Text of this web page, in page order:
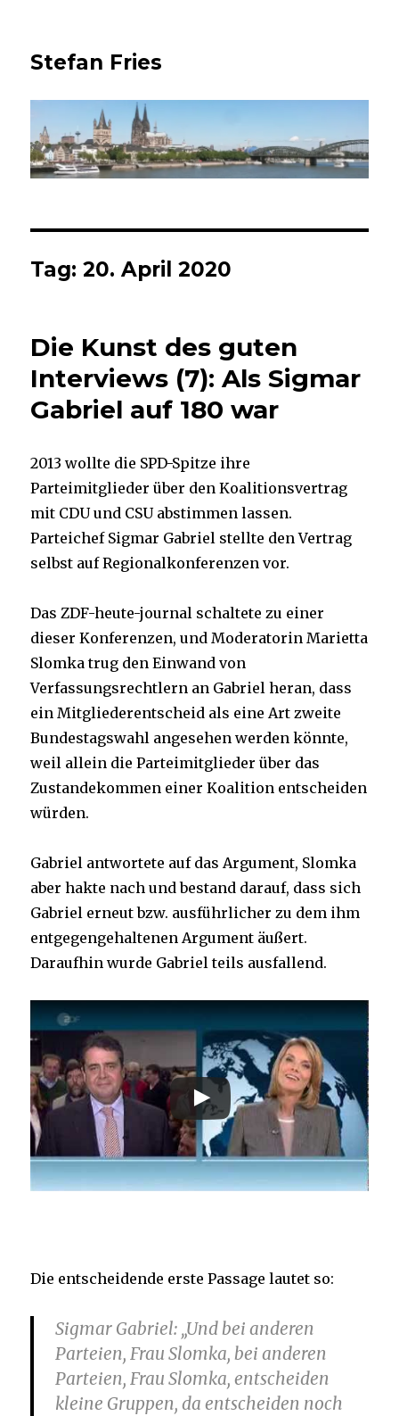
Stefan Fries
Tag:20. April 2020
Die Kunst des guten
Interviews (7): Als Sigmar
Gabriel auf 180 war
2013 wollte die SPD-Spitze ihre
Parteimitglieder über den Koalitionsvertrag
mit CDU und CSU abstimmen lassen.
Parteichef Sigmar Gabriel stellte den Vertrag
selbst auf Regionalkonferenzen vor.
Das ZDF-heute-journal schaltete zu einer
dieser Konferenzen, und Moderatorin Marietta
Slomka trug den Einwand von
Verfassungsrechtlern an Gabriel heran, dass
ein Mitgliederentscheid als eine Art zweite
Bundestagswahl angesehen werden könnte,
weil allein die Parteimitglieder über das
Zustandekommen einer Koalition entscheiden
würden.
Gabriel antwortete auf das Argument, Slomka
aber hakte nach und bestand darauf, dass sich
Gabriel erneut bzw. ausführlicher zu dem ihm
entgegengehaltenen Argument äußert.
Daraufhin wurde Gabriel teils ausfallend.
Die entscheidende erste Passage lautet so:
Sigmar Gabriel: „Und bei anderen
Parteien, Frau Slomka, bei anderen
Parteien, Frau Slomka, entscheiden
kleine Gruppen, da entscheiden noch